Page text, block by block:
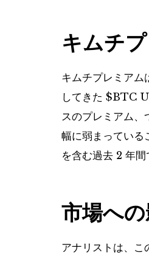
キムチ
キムチプレミアム
してきた $BTC
スのプレミアム、
幅に弱まっている
を含む過去 2 年間
市場へ
アナリストは、こ